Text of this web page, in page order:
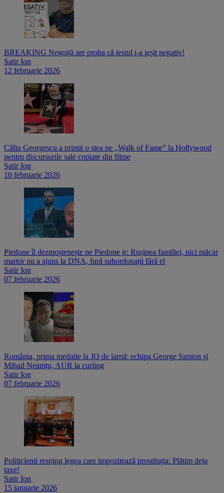
BREAKING Negoiță are proba că testul i-a ieșit negativ!
Satir Ion
12 februarie 2026
Călin Georgescu a primit o stea pe „Walk of Fame” la Hollywood
pentru discursurile sale copiate din filme
Satir Ion
10 februarie 2026
Piedone îl dezmoștenește pe Piedone jr: Rușinea familiei, nici măcar
martor nu a ajuns la DNA, fură subordonații fără el
Satir Ion
07 februarie 2026
România, prima medalie la JO de iarnă: echipa George Simion și
Mihail Neamțu, AUR la curling
Satir Ion
07 februarie 2026
Politicienii resping legea care impozitează prostituția: Plătim deja
taxe!
Satir Ion
15 ianuarie 2026